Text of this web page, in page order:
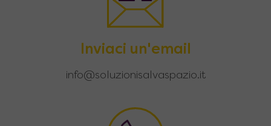
Inviaci un'email
info@soluzionisalvaspazio.it